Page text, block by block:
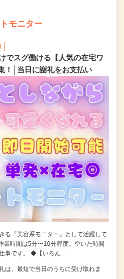
モニター
でスグ働ける【人気の在宅ワ
！│当日に謝礼をお支払い
る『美容系モニター』として活躍して
業時間は5分〜10分程度。空いた時間
事です。 ◆【いろん…
、最短で当日のうちに受け取れま